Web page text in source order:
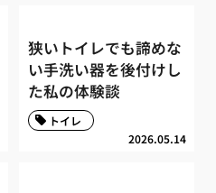
狭いトイレでも諦めな
い手洗い器を後付けし
た私の体験談
2026.05.14
トイレ